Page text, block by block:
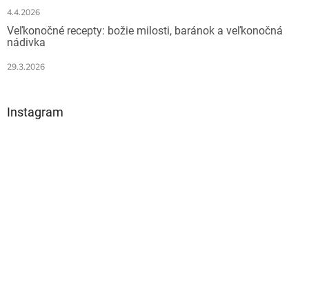
4.4.2026
Veľkonočné recepty: božie milosti, baránok a veľkonočná
nádivka
29.3.2026
Instagram